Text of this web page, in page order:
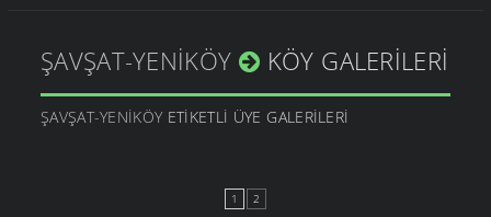
ŞAVŞAT-YENIKÖY KÖY GALERILERI
ŞAVŞAT-YENIKÖY ETIKETLI ÜYE GALERILERI
1 2